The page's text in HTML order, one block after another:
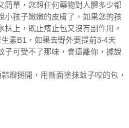
簡單，您想任何藥物對人體多少都
小孩子嫩嫩的皮膚了，如果您的孩
抹上，既止癢止包又沒有副作用。
素B1，如果去野外要提前3-4天
子可受不了那味，會遠離你，據說
瓣掰開，用斷面塗抹蚊子咬的包，